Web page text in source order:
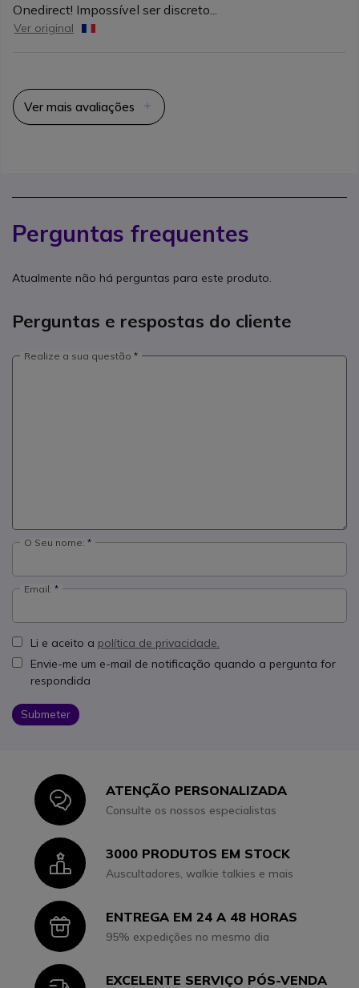
Onedirect! Impossível ser discreto...
Ver original
Ver mais avaliações
Perguntas frequentes
Atualmente não há perguntas para este produto.
Perguntas e respostas do cliente
Realize a sua questão
O Seu nome:
Email:
Li e aceito a política de privacidade.
Envie-me um e-mail de notificação quando a pergunta for
respondida
Submeter
IconATENÇÃO PERSONALIZADA
Consulte os nossos especialistas
Icon3000 PRODUTOS EM STOCK
Auscultadores, walkie talkies e mais
IconENTREGA EM 24 A 48 HORAS
95% expedições no mesmo dia
EXCELENTE SERVIÇO PÓS-VENDA